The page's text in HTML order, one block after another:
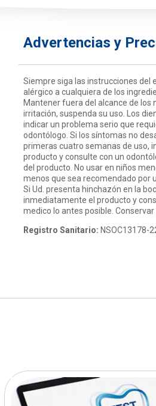
Advertencias y
Siempre siga las instrucciones del
alérgico a cualquiera de los
Mantener fuera del alcance de los
irritación, suspenda su uso. Los
indicar un problema serio que
odontólogo. Si los síntomas no
primeras cuatro semanas de uso,
producto y consulte con un
del producto. No usar en niños
menos que sea recomendado por
Si Ud. presenta hinchazón en la
inmediatamente el producto y
medico lo antes posible. Conservar
Registro Sanitario: NSOC13178-